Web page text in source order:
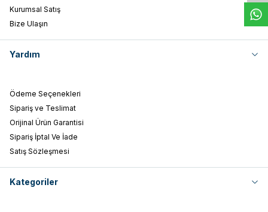
Kurumsal Satış
Bize Ulaşın
Yardım
Ödeme Seçenekleri
Sipariş ve Teslimat
Orijinal Ürün Garantisi
Sipariş İptal Ve İade
Satış Sözleşmesi
Kategoriler